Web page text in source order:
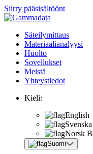
Siirry pääsisältöönt
Säteilymittaus
Materiaalianalyysi
Huolto
Sovellukset
Meistä
Yhteystiedot
Kieli:
English
Svenska
Norsk
Suomi